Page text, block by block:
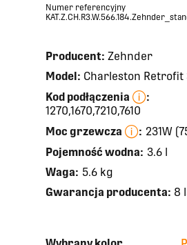
Numer referencyjny
Producent: Zehnder
Model: Charleston Retrofit
Kod podłączenia
:
1270,1670,7210,7610
Moc grzewcza
: 231W
Pojemność wodna: 3.6 l
Waga: 5.6 kg
Gwarancja producenta: 8